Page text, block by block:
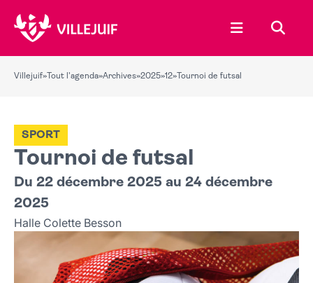
Ouvrir le
Villejuif» Tout l'agenda»Archives»2025»12» Tournoi de futsal
Tournoi de futsal
SPORT
Du 22 décembre 2025 au 24 décembre
2025
Halle Colette Besson